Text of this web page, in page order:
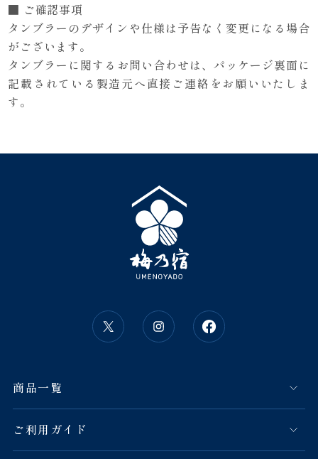
■ ご確認事項
タンブラーのデザインや仕様は予告なく変更になる場合
がございます。
タンブラーに関するお問い合わせは、パッケージ裏面に
記載されている製造元へ直接ご連絡をお願いいたしま
す。
商品一覧
ご利用ガイド